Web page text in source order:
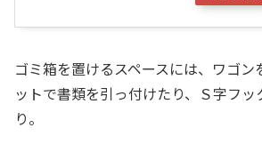
ゴミ箱を置けるスペースには、ワゴン
ットで書類を引っ付けたり、Ｓ字フ
り。